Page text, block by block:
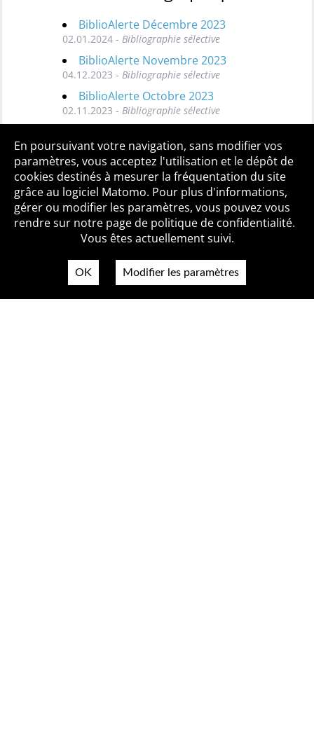
BiblioAlerte Décembre 2023
02.01.2024 - Bibliographie sélective
BiblioAlerte Novembre 2023
04.12.2023 - Bibliographie sélective
BiblioAlerte Octobre 2023
02.11.2023 - Bibliographie sélective
Toutes les BiblioAlertes
Qui sommes-nous ? Mentions légales
Accessibilité
Politique de confidentialité
Contact
En poursuivant votre navigation, sans modifier vos
paramètres, vous acceptez l'utilisation et le dépôt de
cookies destinés à mesurer la fréquentation du site
grâce au logiciel Matomo. Pour plus d'informations,
gérer ou modifier les paramètres, vous pouvez vous
rendre sur notre page de politique de confidentialité.
Vous êtes actuellement suivi.
OK Modifier les paramètres